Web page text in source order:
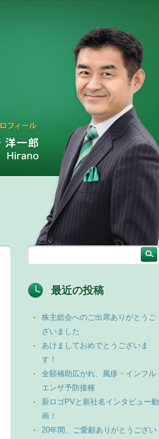
最近の投稿
株主総会へのご出席ありがとうご
ざいました
あけましておめでとうございま
す！
全額補助広がれ、風疹・インフル
エンザ予防接種
新ロゴPVと新社名インタビュー動
画！
20年間、ご愛顧ありがとうござい